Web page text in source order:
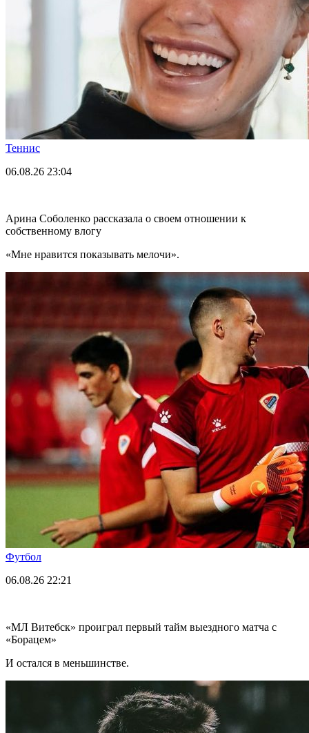
Теннис
06.08.26 23:04
Арина Соболенко рассказала о своем отношении к
собственному влогу
«Мне нравится показывать мелочи».
Футбол
06.08.26 22:21
«МЛ Витебск» проиграл первый тайм выездного матча с
«Борацем»
И остался в меньшинстве.